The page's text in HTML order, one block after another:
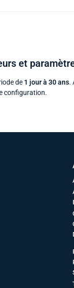
et
de 1 jour à 30 ans.
configuration.